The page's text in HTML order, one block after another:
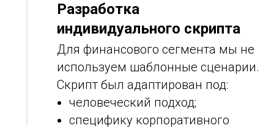
Разработка
индивидуального скрипта
Для финансового сегмента мы не
используем шаблонные сценарии.
Скрипт был адаптирован под:
человеческий подход;
специфику корпоративного